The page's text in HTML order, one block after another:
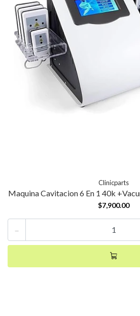
Clinicparts
Maquina Cavitacion 6 En 1 40k
$7,900.00
-